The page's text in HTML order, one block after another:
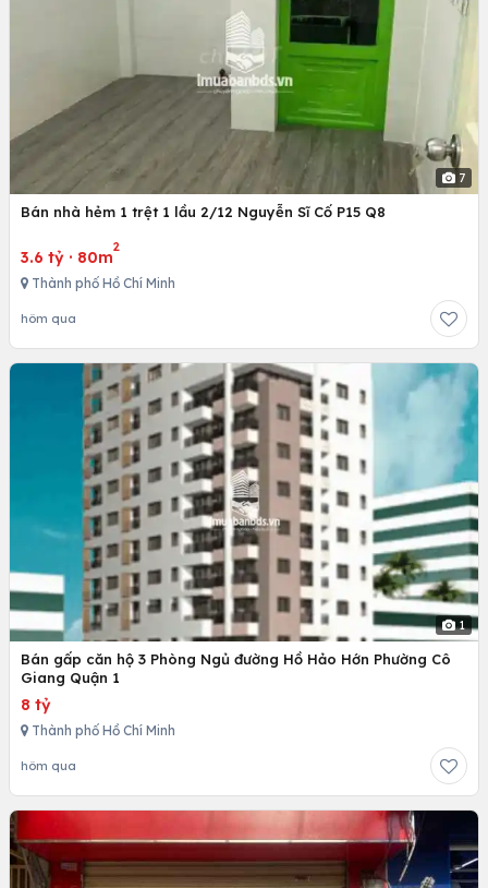
7
Bán nhà hẻm 1 trệt 1 lầu 2/12 Nguyễn Sĩ Cố P15 Q8
3.6 tỷ · 80m
2
Thành phố Hồ Chí Minh
hôm qua
1
Bán gấp căn hộ 3 Phòng Ngủ đường Hồ Hảo Hớn Phường Cô
Giang Quận 1
8 tỷ
Thành phố Hồ Chí Minh
hôm qua